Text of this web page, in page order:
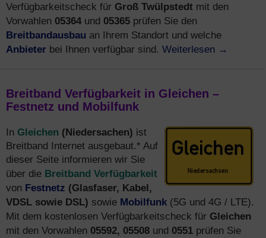
Verfügbarkeitscheck für Groß Twülpstedt mit den
Vorwahlen 05364 und 05365 prüfen Sie den
Breitbandausbau an Ihrem Standort und welche
Anbieter bei Ihnen verfügbar sind. Weiterlesen →
Breitband Verfügbarkeit in Gleichen –
Festnetz und Mobilfunk
In Gleichen (Niedersachen) ist
Breitband Internet ausgebaut.* Auf
dieser Seite informieren wir Sie
über die Breitband Verfügbarkeit
von Festnetz (Glasfaser, Kabel,
VDSL sowie DSL) sowie Mobilfunk (5G und 4G / LTE).
Mit dem kostenlosen Verfügbarkeitscheck für Gleichen
mit den Vorwahlen 05592, 05508 und 0551 prüfen Sie